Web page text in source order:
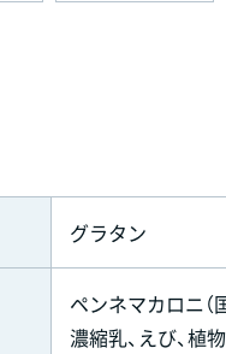
グラタン
ペンネマカロニ（
濃縮乳、えび、植